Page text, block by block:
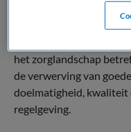
leidinggevende die
het zorglandschap
de verwerving van
doelmatigheid, kwaliteit
regelgeving.